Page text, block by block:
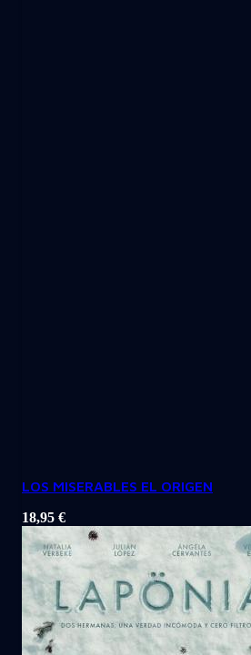
LOS MISERABLES EL ORIGEN
18,95 €